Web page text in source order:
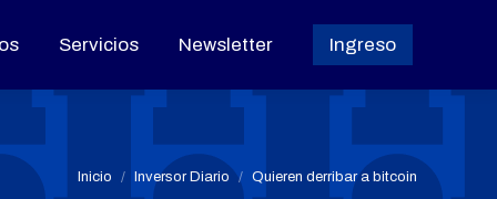
Servicios Newsletter Ingreso
Estás aquí:
Inicio Inversor Diario Quieren derribar a bitcoin
Servicios Newsletter Ingreso